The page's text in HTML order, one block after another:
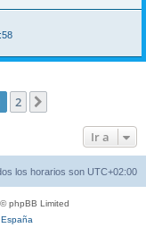
2
Ir a
los horarios son UTC+02:00
phpBB Limited